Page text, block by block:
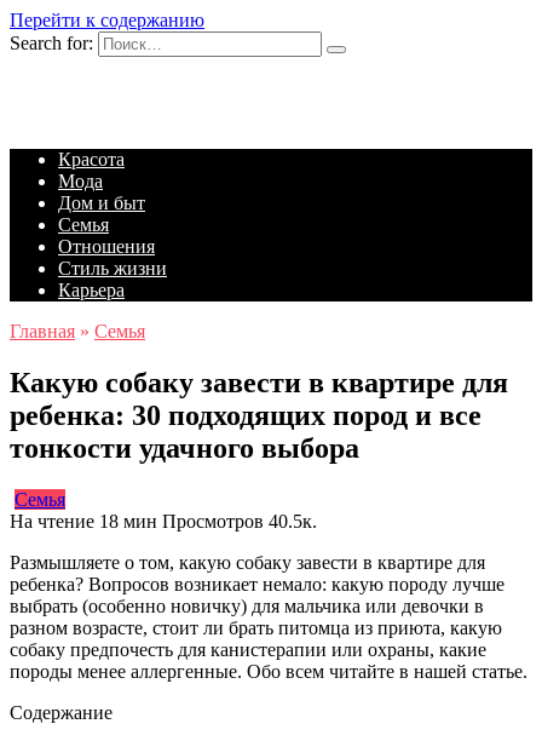
Перейти к содержанию
Search for:
Красота
Мода
Дом и быт
Семья
Отношения
Стиль жизни
Карьера
Главная » Семья
Какую собаку завести в квартире для
ребенка: 30 подходящих пород и все
тонкости удачного выбора
Семья
На чтение 18 мин Просмотров 40.5к.
Размышляете о том, какую собаку завести в квартире для
ребенка? Вопросов возникает немало: какую породу лучше
выбрать (особенно новичку) для мальчика или девочки в
разном возрасте, стоит ли брать питомца из приюта, какую
собаку предпочесть для канистерапии или охраны, какие
породы менее аллергенные. Обо всем читайте в нашей статье.
Содержание